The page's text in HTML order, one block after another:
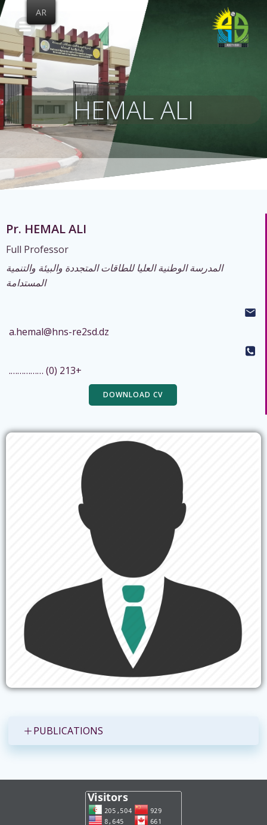
content
HEMAL ALI
Pr. HEMAL ALI
Full Professor
المدرسة الوطنية العليا للطاقات المتجددة والبيئة والتنمية
المستدامة
a.hemal@hns-re2sd.dz
+213 (0) …………….
DOWNLOAD CV
PUBLICATIONS
AR